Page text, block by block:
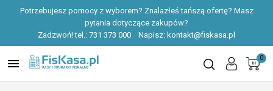
Potrzebujesz pomocy z wyborem? Znalazłeś tańszą ofertę? Masz
pytania dotyczące zakupów?
Zadzwoń! tel.: 731 373 000 Napisz: kontakt@fiskasa.pl
0
